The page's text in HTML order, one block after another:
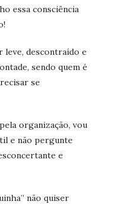
essa consciência
leve, descontraído e
sendo quem é
se
organização, vou
e não pergunte
e
não quiser